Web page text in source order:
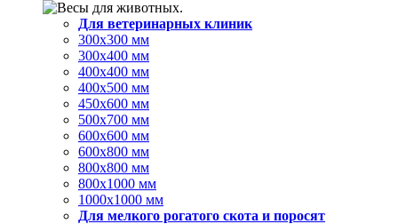
Для ветеринарных клиник
300х300 мм
300х400 мм
400х400 мм
400х500 мм
450х600 мм
500х700 мм
600х600 мм
600х800 мм
800х800 мм
800х1000 мм
1000х1000 мм
Для мелкого рогатого скота и поросят